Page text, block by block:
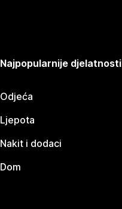
Najpopularnije djelatnosti
Odjeća
Ljepota
Nakit i dodaci
Dom